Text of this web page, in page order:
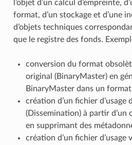
l’objet d’un calcul d’empreinte,
format, d’un stockage et d’une
d’objets techniques
que le registre des fonds.
conversion du format
original (BinaryMaster) en
BinaryMaster dans un
création d’un fichier d’usage
(Dissemination) à partir d’un
en supprimant des
création d’un fichier